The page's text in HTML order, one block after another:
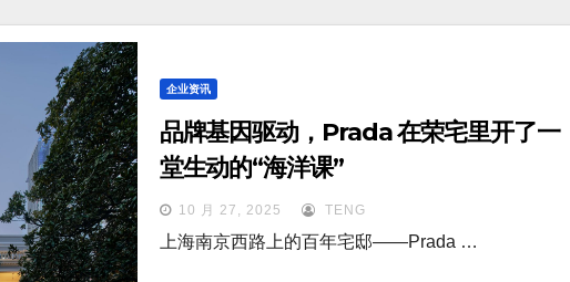
企业资讯
品牌基因驱动，Prada 在荣宅里开了一
堂生动的“海洋课”
10 月 27, 2025 TENG
上海南京西路上的百年宅邸——Prada …